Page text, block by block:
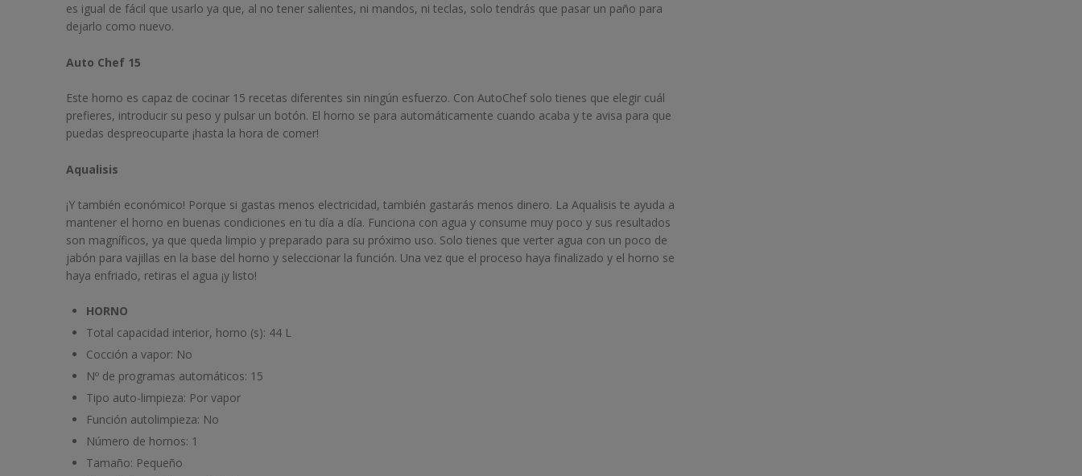
es igual de fácil que usarlo ya que, al no tener salientes, ni mandos, ni teclas, solo tendrás que pasar un paño para
dejarlo como nuevo.
Auto Chef 15
Este horno es capaz de cocinar 15 recetas diferentes sin ningún esfuerzo. Con AutoChef solo tienes que elegir cuál
prefieres, introducir su peso y pulsar un botón. El horno se para automáticamente cuando acaba y te avisa para que
puedas despreocuparte ¡hasta la hora de comer!
Aqualisis
¡Y también económico! Porque si gastas menos electricidad, también gastarás menos dinero. La Aqualisis te ayuda a
mantener el horno en buenas condiciones en tu día a día. Funciona con agua y consume muy poco y sus resultados
son magníficos, ya que queda limpio y preparado para su próximo uso. Solo tienes que verter agua con un poco de
jabón para vajillas en la base del horno y seleccionar la función. Una vez que el proceso haya finalizado y el horno se
haya enfriado, retiras el agua ¡y listo!
HORNO
Total capacidad interior, horno (s): 44 L
Cocción a vapor: No
Nº de programas automáticos: 15
Tipo auto-limpieza: Por vapor
Función autolimpieza: No
Número de hornos: 1
Tamaño: Pequeño